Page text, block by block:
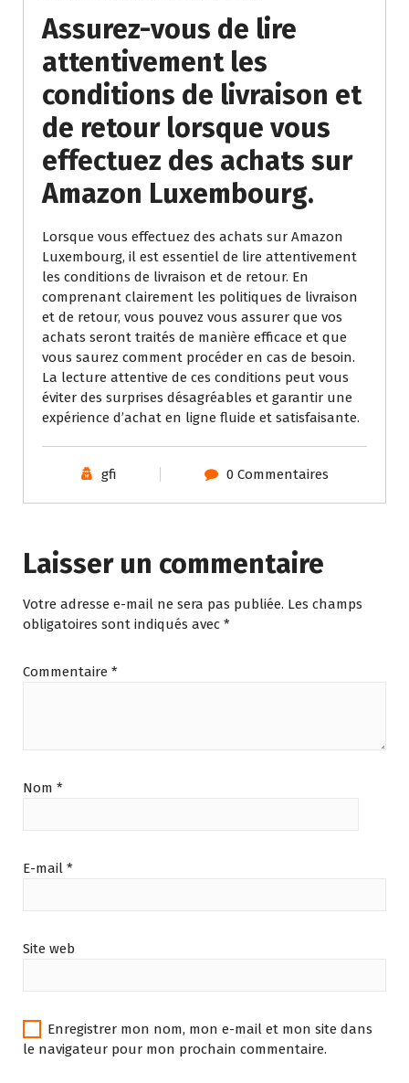
Assurez-vous de lire
attentivement les
conditions de livraison et
de retour lorsque vous
effectuez des achats sur
Amazon Luxembourg.
Lorsque vous effectuez des achats sur Amazon
Luxembourg, il est essentiel de lire attentivement
les conditions de livraison et de retour. En
comprenant clairement les politiques de livraison
et de retour, vous pouvez vous assurer que vos
achats seront traités de manière efficace et que
vous saurez comment procéder en cas de besoin.
La lecture attentive de ces conditions peut vous
éviter des surprises désagréables et garantir une
expérience d’achat en ligne fluide et satisfaisante.
gfi 0 Commentaires
Laisser un commentaire
Votre adresse e-mail ne sera pas publiée. Les champs
obligatoires sont indiqués avec *
Commentaire *
Nom *
E-mail *
Site web
Enregistrer mon nom, mon e-mail et mon site dans
le navigateur pour mon prochain commentaire.